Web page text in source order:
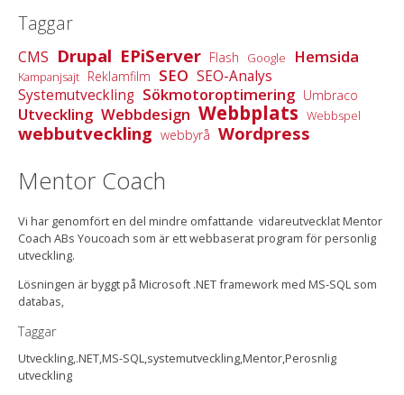
Taggar
CMS Drupal EPiServer Flash Google Hemsida
Kampanjsajt Reklamfilm SEO SEO-Analys
Systemutveckling Sökmotoroptimering Umbraco
Utveckling Webbdesign Webbplats Webbspel
webbutveckling webbyrå Wordpress
Mentor Coach
Vi har genomfört en del mindre omfattande vidareutvecklat Mentor
Coach ABs Youcoach som är ett webbaserat program för personlig
utveckling.
Lösningen är byggt på Microsoft .NET framework med MS-SQL som
databas,
Taggar
Utveckling,.NET,MS-SQL,systemutveckling,Mentor,Perosnlig
utveckling